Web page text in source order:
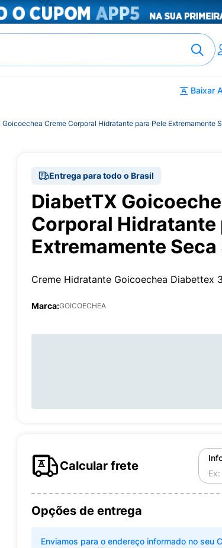
Baixar
Goicoechea Creme Corporal Hidratante para Pele Extremamente
Entrega para todo o Brasil
DiabetTX
Corporal Hidratante
Extremamente
Creme Hidratante Goicoechea Diabettex
Marca:GOICOECHEA
Calcular frete
Opções de entrega
Enviamos para o endereço informado no seu